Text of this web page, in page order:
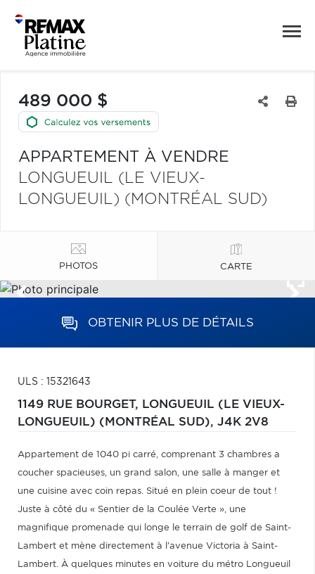
489 000 $
APPARTEMENT À VENDRE
LONGUEUIL (LE VIEUX-
LONGUEUIL) (MONTRÉAL SUD)
PHOTOS CARTE
OBTENIR PLUS DE DÉTAILS
ULS : 15321643
1149 RUE BOURGET, LONGUEUIL (LE VIEUX-
LONGUEUIL) (MONTRÉAL SUD), J4K 2V8
Appartement de 1040 pi carré, comprenant 3 chambres a
coucher spacieuses, un grand salon, une salle à manger et
une cuisine avec coin repas. Situé en plein coeur de tout !
Juste à côté du « Sentier de la Coulée Verte », une
magnifique promenade qui longe le terrain de golf de Saint-
Lambert et mène directement à l'avenue Victoria à Saint-
Lambert. À quelques minutes en voiture du métro Longueuil